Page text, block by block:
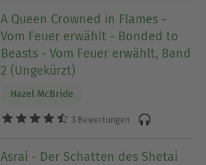
A Queen Crowned in Flames -
Vom Feuer erwählt - Bonded to
Beasts - Vom Feuer erwählt, Band
2 (Ungekürzt)
Hazel McBride
3 Bewertungen
Asrai - Der Schatten des Shetai